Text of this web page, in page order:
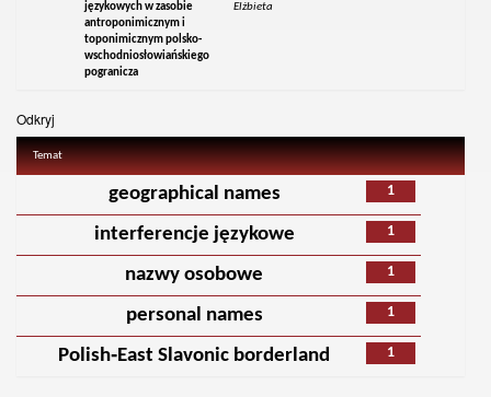
językowych w zasobie
antroponimicznym i
toponimicznym polsko-
wschodniosłowiańskiego
pogranicza
Elżbieta
Odkryj
Temat
1
geographical names
1
interferencje językowe
1
nazwy osobowe
1
personal names
1
Polish‑East Slavonic borderland